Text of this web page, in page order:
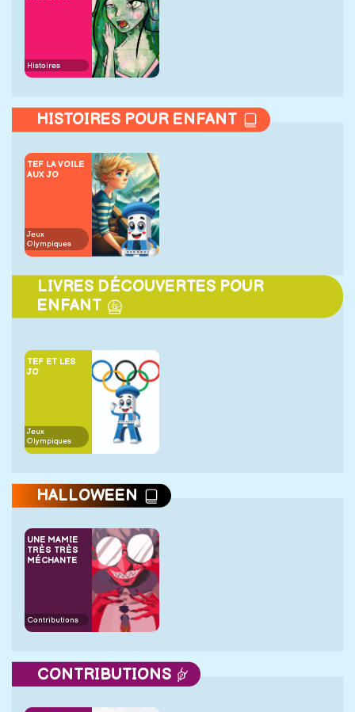
Histoires
HISTOIRES POUR ENFANT
TEF LA VOILE
AUX JO
Jeux
Olympiques
LIVRES DÉCOUVERTES POUR
ENFANT
TEF ET LES
JO
Jeux
Olympiques
HALLOWEEN
UNE MAMIE
TRÈS TRÈS
MÉCHANTE
Contributions
CONTRIBUTIONS